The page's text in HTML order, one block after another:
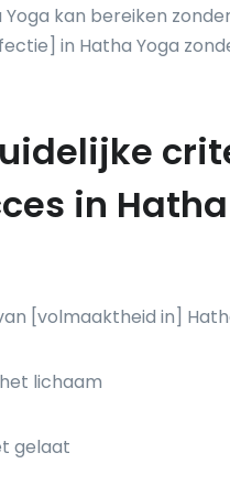
kan bereiken
in Hatha Yoga
in Hatha
[volmaaktheid in]
lichaam
gelaat